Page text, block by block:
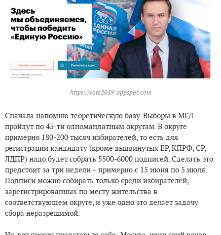
https://vote2019.appspot.com
Сначала напомню теоретическую базу. Выборы в МГД
пройдут по 45-ти одномандатным округам. В округе
примерно 180-200 тысяч избирателей, то есть для
регистрации кандидату (кроме выдвинутых ЕР, КПРФ, СР,
ЛДПР) надо будет собрать 5500-6000 подписей. Сделать это
предстоит за три недели – примерно с 15 июня по 5 июля.
Подписи можно собирать только среди избирателей,
зарегистрированных по месту жительства в
соответствующем округе, и уже одно это делает задачу
сбора неразрешимой.